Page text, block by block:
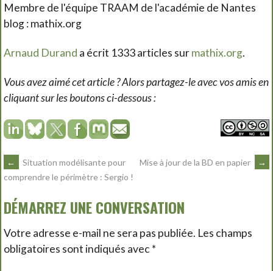
Membre de l'équipe TRAAM de l'académie de Nantes
blog : mathix.org
Arnaud Durand a écrit 1333 articles surmathix.org.
Vous avez aimé cet article ? Alors partagez-le avec vos amis en
cliquant sur les boutons ci-dessous :
NAVIGATION
DES
ARTICLES
←
Situation modélisante pour
comprendre le périmètre : Sergio !
Mise à jour de la BD en papier →
DÉMARREZ UNE CONVERSATION
Votre adresse e-mail ne sera pas publiée. Les champs
obligatoires sont indiqués avec *